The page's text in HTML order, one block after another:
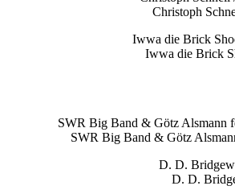
Christoph
Iwwa die Brick
SWR Big Band & Götz
D. D.